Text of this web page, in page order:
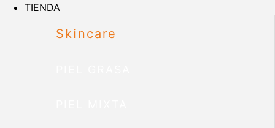
TIENDA
Skincare